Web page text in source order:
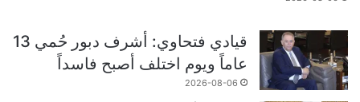
قيادي فتحاوي: أشرف دبور حُمي 13
عاماً ويوم اختلف أصبح فاسداً
2026-08-06